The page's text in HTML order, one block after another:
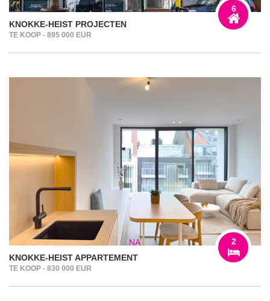
KNOKKE-HEIST PROJECTEN
TE KOOP - 895 000 EUR
6
KNOKKE-HEIST APPARTEMENT
TE KOOP - 830 000 EUR
2